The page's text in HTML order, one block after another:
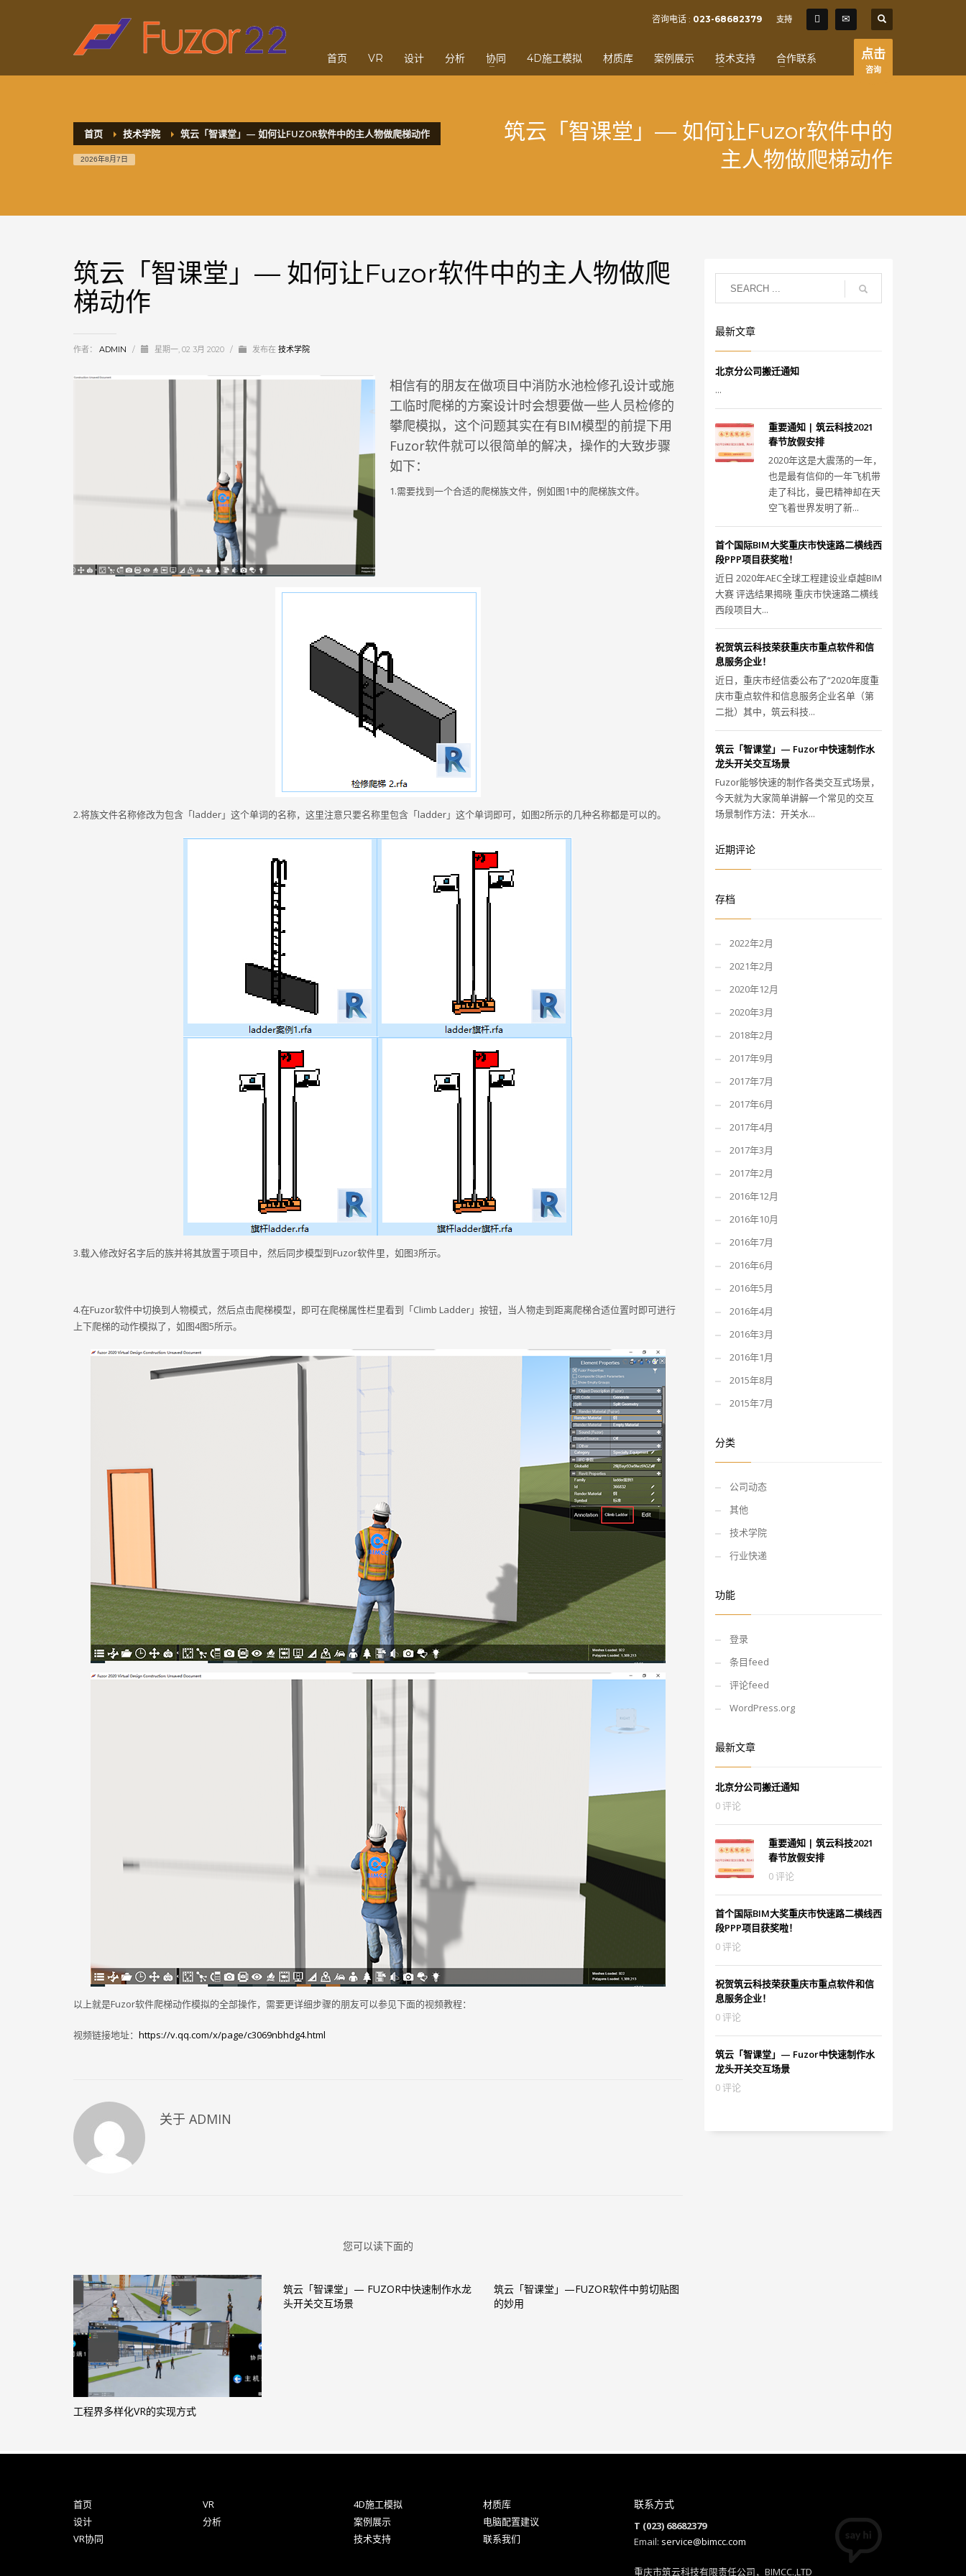
HOW TO SHOP
1 Login or create new account.
SHOWROOM HOURS
Sat - 9:00AM-5:00PM
Sundays by appointment only!
咨询电话 : 023-68682379 支持
首页 VR 设计 分析 协同 4D施工模拟 材质库 案例展示 技术支持 合作联系 点击
咨询
首页 技术学院 筑云「智课堂」— 如何让FUZOR软件中的主人物做爬梯动作
2026年8月7日
筑云「智课堂」— 如何让Fuzor软件中的
主人物做爬梯动作
筑云「智课堂」— 如何让Fuzor软件中的主人物做爬
梯动作
作者： ADMIN / 星期一, 02 3月 2020 / 发布在 技术学院
相信有的朋友在做项目中消防水池检修孔设计或施
工临时爬梯的方案设计时会想要做一些人员检修的
攀爬模拟，这个问题其实在有BIM模型的前提下用
Fuzor软件就可以很简单的解决，操作的大致步骤
如下：
1.需要找到一个合适的爬梯族文件，例如图1中的爬梯族文件。
2.将族文件名称修改为包含「ladder」这个单词的名称，这里注意只要名称里包含「ladder」这个单词即可，如图2所示的几种名称都是可以的。
3.载入修改好名字后的族并将其放置于项目中，然后同步模型到Fuzor软件里，如图3所示。
4.在Fuzor软件中切换到人物模式，然后点击爬梯模型，即可在爬梯属性栏里看到「Climb Ladder」按钮，当人物走到距离爬梯合适位置时即可进行
上下爬梯的动作模拟了，如图4图5所示。
以上就是Fuzor软件爬梯动作模拟的全部操作，需要更详细步骤的朋友可以参见下面的视频教程：
视频链接地址： https://v.qq.com/x/page/c3069nbhdg4.html
关于 ADMIN
您可以读下面的
工程界多样化VR的实现方式
筑云「智课堂」— FUZOR中快速制作水龙
头开关交互场景
筑云「智课堂」—FUZOR软件中剪切贴图
的妙用
最新文章
北京分公司搬迁通知
...
重要通知 | 筑云科技2021
春节放假安排
2020年这是大震荡的一年，
也是最有信仰的一年飞机带
走了科比，曼巴精神却在天
空飞着世界发明了新...
首个国际BIM大奖重庆市快速路二横线西
段PPP项目获奖啦！
近日 2020年AEC全球工程建设业卓越BIM
大赛 评选结果揭晓 重庆市快速路二横线
西段项目大...
祝贺筑云科技荣获重庆市重点软件和信
息服务企业！
近日，重庆市经信委公布了“2020年度重
庆市重点软件和信息服务企业名单（第
二批）其中，筑云科技...
筑云「智课堂」— Fuzor中快速制作水
龙头开关交互场景
Fuzor能够快速的制作各类交互式场景，
今天就为大家简单讲解一个常见的交互
场景制作方法：开关水...
近期评论
存档
2022年2月
2021年2月
2020年12月
2020年3月
2018年2月
2017年9月
2017年7月
2017年6月
2017年4月
2017年3月
2017年2月
2016年12月
2016年10月
2016年7月
2016年6月
2016年5月
2016年4月
2016年3月
2016年1月
2015年8月
2015年7月
分类
公司动态
其他
技术学院
行业快递
功能
登录
条目feed
评论feed
WordPress.org
最新文章
北京分公司搬迁通知
0 评论
重要通知 | 筑云科技2021
春节放假安排
0 评论
首个国际BIM大奖重庆市快速路二横线西
段PPP项目获奖啦！
0 评论
祝贺筑云科技荣获重庆市重点软件和信
息服务企业！
0 评论
筑云「智课堂」— Fuzor中快速制作水
龙头开关交互场景
0 评论
首页
VR
设计
分析
VR协同
4D施工模拟
材质库
案例展示
电脑配置建议
技术支持
联系我们
联系方式
T (023) 68682379
Email: service@bimcc.com
重庆市筑云科技有限责任公司，BIMCC.,LTD